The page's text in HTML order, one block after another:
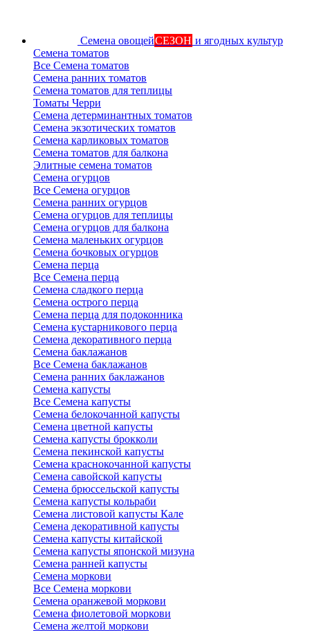
Семена овощейСЕЗОН и ягодных культур
Семена томатов
Все Семена томатов
Семена ранних томатов
Семена томатов для теплицы
Томаты Черри
Семена детерминантных томатов
Семена экзотических томатов
Семена карликовых томатов
Семена томатов для балкона
Элитные семена томатов
Семена огурцов
Все Семена огурцов
Семена ранних огурцов
Семена огурцов для теплицы
Семена огурцов для балкона
Семена маленьких огурцов
Семена бочковых огурцов
Семена перца
Все Семена перца
Семена сладкого перца
Семена острого перца
Семена перца для подоконника
Семена кустарникового перца
Семена декоративного перца
Семена баклажанов
Все Семена баклажанов
Семена ранних баклажанов
Семена капусты
Все Семена капусты
Семена белокочанной капусты
Семена цветной капусты
Семена капусты брокколи
Семена пекинской капусты
Семена краснокочанной капусты
Семена савойской капусты
Семена брюссельской капусты
Семена капусты кольраби
Семена листовой капусты Кале
Семена декоративной капусты
Семена капусты китайской
Семена капусты японской мизуна
Семена ранней капусты
Семена моркови
Все Семена моркови
Семена оранжевой моркови
Семена фиолетовой моркови
Семена желтой моркови